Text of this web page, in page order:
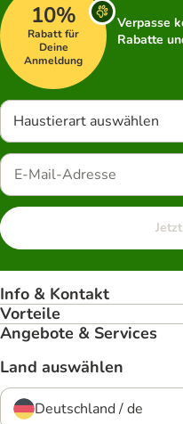
10%
Rabatt für
Deine
Anmeldung
Verpasse
Rabatte
Haustierart auswählen
Info & Kontakt
Vorteile
Angebote & Services
Land auswählen
Deutschland / de